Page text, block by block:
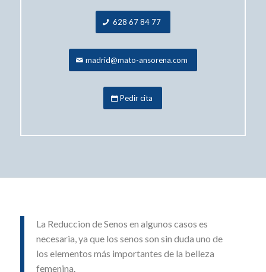
628 67 84 77
madrid@mato-ansorena.com
Pedir cita
La Reduccion de Senos en algunos casos es
necesaria, ya que los senos son sin duda uno de
los elementos más importantes de la belleza
femenina.